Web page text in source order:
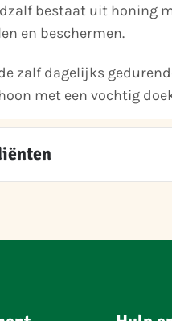
bestaat uit honing
en beschermen.
zalf dagelijks
met een vochtig